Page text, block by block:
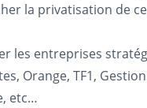
la privatisation de
les entreprises
Orange, TF1, Gestion
etc…